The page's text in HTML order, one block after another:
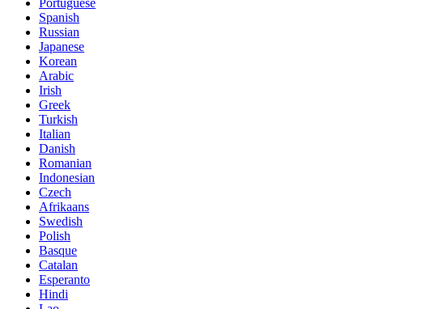
Spanish
Russian
Japanese
Korean
Arabic
Irish
Greek
Turkish
Italian
Danish
Romanian
Indonesian
Czech
Afrikaans
Swedish
Polish
Basque
Catalan
Esperanto
Hindi